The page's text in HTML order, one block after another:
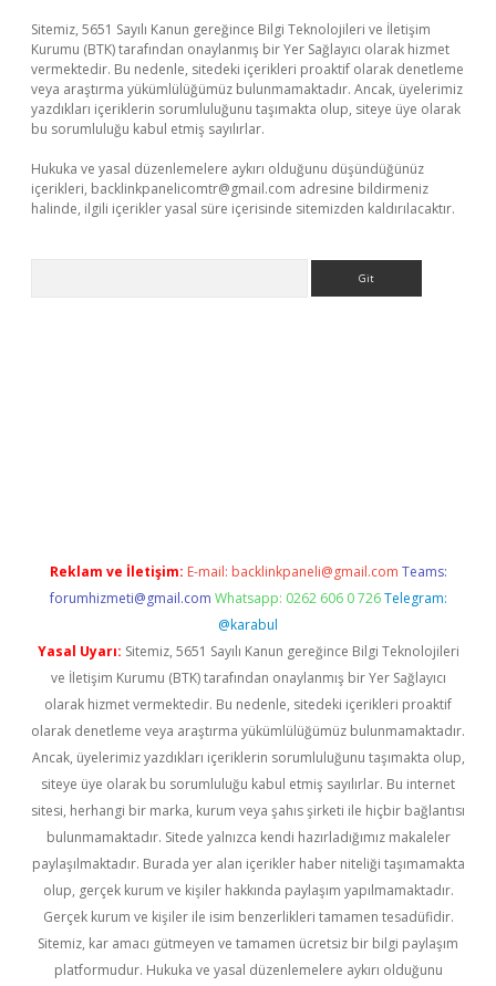
Sitemiz, 5651 Sayılı Kanun gereğince Bilgi Teknolojileri ve İletişim
Kurumu (BTK) tarafından onaylanmış bir Yer Sağlayıcı olarak hizmet
vermektedir. Bu nedenle, sitedeki içerikleri proaktif olarak denetleme
veya araştırma yükümlülüğümüz bulunmamaktadır. Ancak, üyelerimiz
yazdıkları içeriklerin sorumluluğunu taşımakta olup, siteye üye olarak
bu sorumluluğu kabul etmiş sayılırlar.
Hukuka ve yasal düzenlemelere aykırı olduğunu düşündüğünüz
içerikleri, backlinkpanelicomtr@gmail.com adresine bildirmeniz
halinde, ilgili içerikler yasal süre içerisinde sitemizden kaldırılacaktır.
Reklam ve İletişim: E-mail: backlinkpaneli@gmail.com Teams:
forumhizmeti@gmail.com Whatsapp: 0262 606 0 726 Telegram:
@karabul
Yasal Uyarı: Sitemiz, 5651 Sayılı Kanun gereğince Bilgi Teknolojileri
ve İletişim Kurumu (BTK) tarafından onaylanmış bir Yer Sağlayıcı
olarak hizmet vermektedir. Bu nedenle, sitedeki içerikleri proaktif
olarak denetleme veya araştırma yükümlülüğümüz bulunmamaktadır.
Ancak, üyelerimiz yazdıkları içeriklerin sorumluluğunu taşımakta olup,
siteye üye olarak bu sorumluluğu kabul etmiş sayılırlar. Bu internet
sitesi, herhangi bir marka, kurum veya şahıs şirketi ile hiçbir bağlantısı
bulunmamaktadır. Sitede yalnızca kendi hazırladığımız makaleler
paylaşılmaktadır. Burada yer alan içerikler haber niteliği taşımamakta
olup, gerçek kurum ve kişiler hakkında paylaşım yapılmamaktadır.
Gerçek kurum ve kişiler ile isim benzerlikleri tamamen tesadüfidir.
Sitemiz, kar amacı gütmeyen ve tamamen ücretsiz bir bilgi paylaşım
platformudur. Hukuka ve yasal düzenlemelere aykırı olduğunu